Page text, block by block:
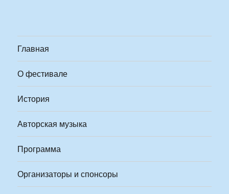
Главная
О фестивале
История
Авторская музыка
Программа
Организаторы и спонсоры